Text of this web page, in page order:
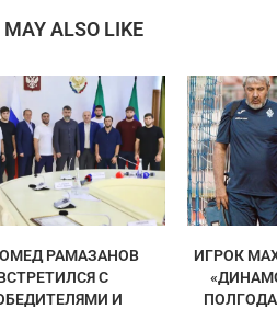
MAY ALSO LIKE
РАМАЗАНОВ
С
И
ИГРОК